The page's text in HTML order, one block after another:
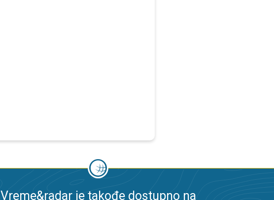
Vreme&radar je takođe dostupno na